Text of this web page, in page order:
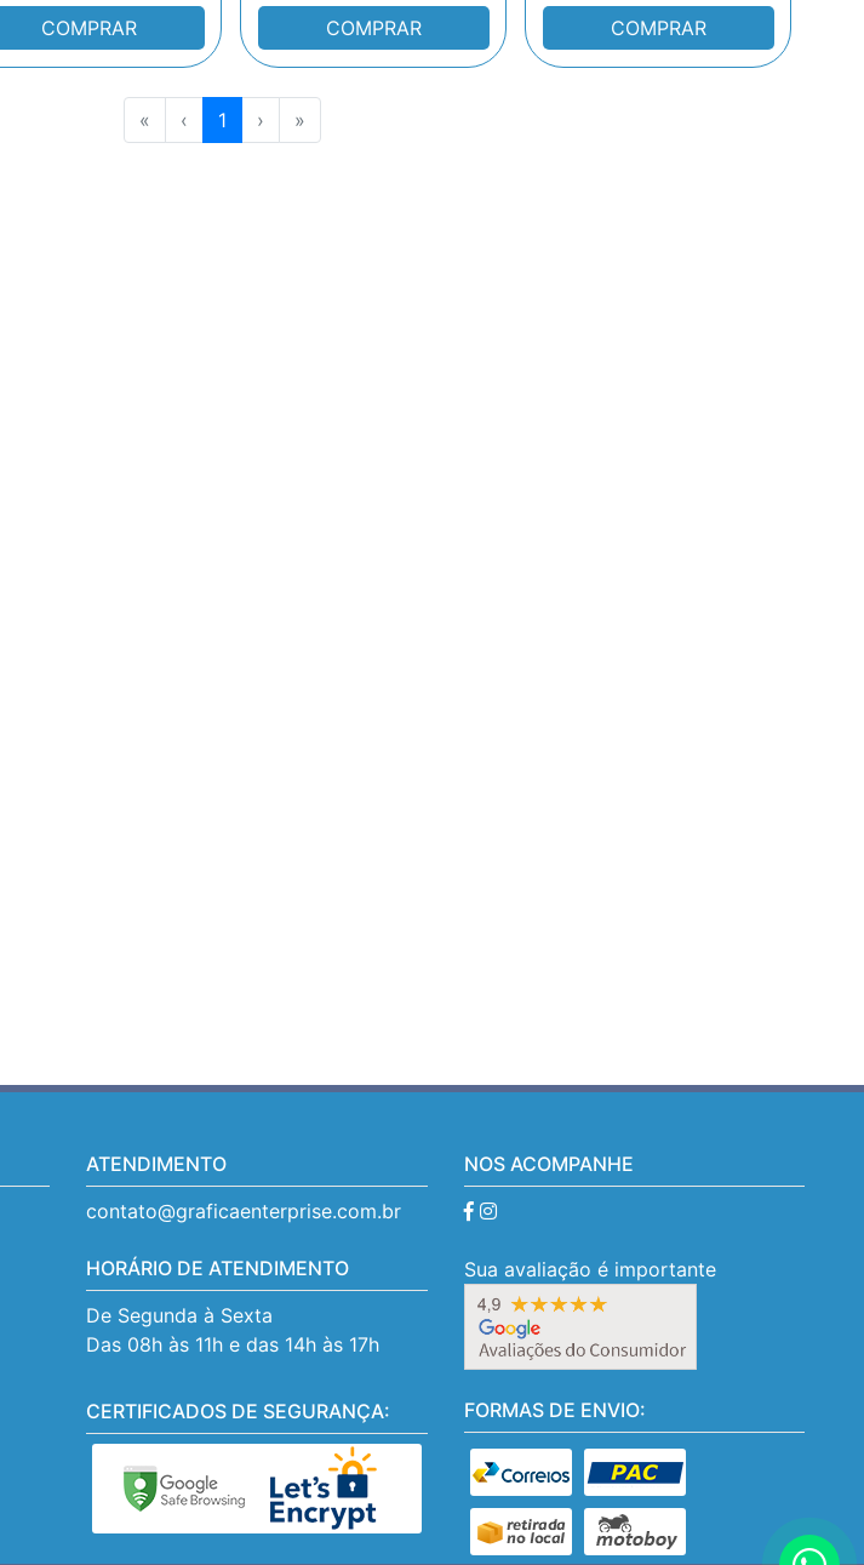
COMPRAR COMPRAR COMPRAR
« ‹ 1 › »
ATENDIMENTO
contato@graficaenterprise.com.br
HORÁRIO DE ATENDIMENTO
De Segunda à Sexta
Das 08h às 11h e das 14h às 17h
CERTIFICADOS DE SEGURANÇA:
NOS ACOMPANHE
Sua avaliação é importante
FORMAS DE ENVIO: